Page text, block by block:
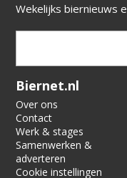
Wekelijks biernieuws
Verification code:
Biernet.nl
Over ons
Contact
Werk & stages
Samenwerken &
adverteren
Cookie instellingen